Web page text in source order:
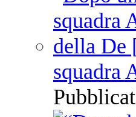
squadra